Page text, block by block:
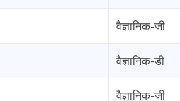
वैज्ञानिक-जी
वैज्ञानिक-डी
वैज्ञानिक-जी